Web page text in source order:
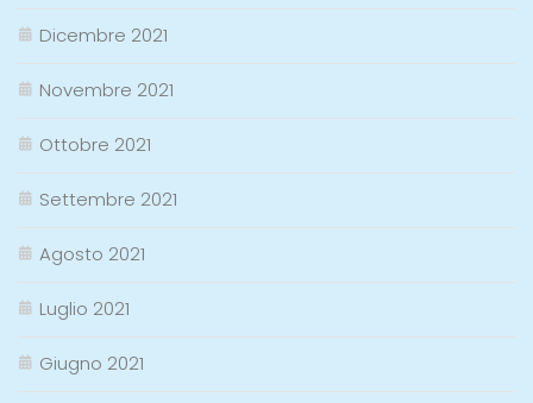
Dicembre 2021
Novembre 2021
Ottobre 2021
Settembre 2021
Agosto 2021
Luglio 2021
Giugno 2021